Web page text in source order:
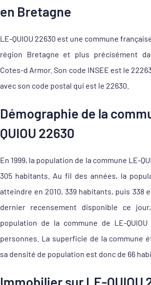
en Bretagne
LE-QUIOU 22630 est une commune
région Bretagne et plus précisément
Cotes-d Armor. Son code INSEE est le
avec son code postal qui est le 22630.
Démographie de la
QUIOU 22630
En 1999, la population de la commune LE-
305 habitants. Au fil des années, la
atteindre en 2010, 339 habitants, puis 338
dernier recensement disponible ce
population de la commune de LE-
personnes. La superficie de la commune
sa densité de population est donc de 66
Immobilier sur LE-QUIOU